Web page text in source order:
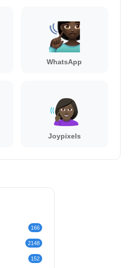
WhatsApp
Joypixels
166
2148
152